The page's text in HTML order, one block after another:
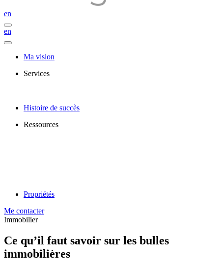
en
en
Ma vision
Services
Histoire de succès
Ressources
Propriétés
Me contacter
Immobilier
Ce qu’il faut savoir sur les bulles
immobilières